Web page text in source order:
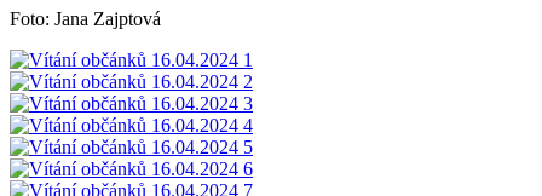
Foto: Jana Zajptová